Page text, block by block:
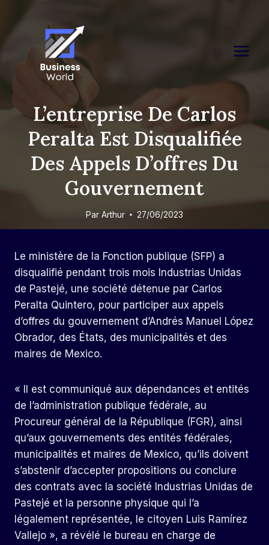
L’entreprise De Carlos
Peralta Est Disqualifiée
Des Appels D’offres Du
Gouvernement
Par Arthur 27/06/2023
Le ministère de la Fonction publique (SFP) a
disqualifié pendant trois mois Industrias Unidas
de Pastejé, une société détenue par Carlos
Peralta Quintero, pour participer aux appels
d’offres du gouvernement d’Andrés Manuel López
Obrador, des États, des municipalités et des
maires de Mexico.
« Il est communiqué aux dépendances et entités
de l’administration publique fédérale, au
Procureur général de la République (FGR), ainsi
qu’aux gouvernements des entités fédérales,
municipalités et maires de Mexico, qu’ils doivent
s’abstenir d’accepter propositions ou conclure
des contrats avec la société Industrias Unidas de
Pastejé et la personne physique qui l’a
légalement représentée, le citoyen Luis Ramírez
Vallejo », a révélé le bureau en charge de